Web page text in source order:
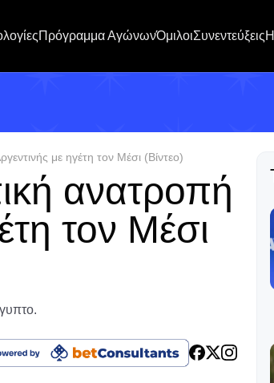
Πρόγραμμα ΑγώνωνΌμιλοιΣυνεντεύξεις
με ηγέτη τον Μέσι (Βίντεο)
ανατροπή
τον Μέσι